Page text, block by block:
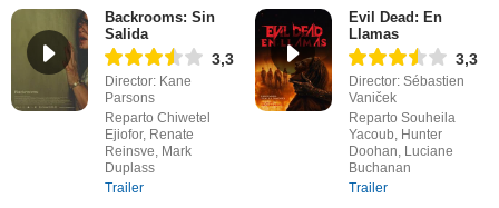
Backrooms: Sin
Salida
3,3
Director: Kane
Parsons
Reparto Chiwetel
Ejiofor, Renate
Reinsve, Mark
Duplass
Trailer
Evil Dead: En
Llamas
3,3
Director: Sébastien
Vaniček
Reparto Souheila
Yacoub, Hunter
Doohan, Luciane
Buchanan
Trailer